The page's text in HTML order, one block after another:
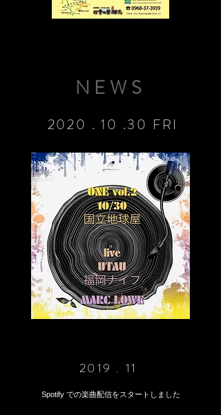
NEWS
2019 . 11
Spotify での楽曲配信をスタートしました​
2020 . 10 .30 FRI